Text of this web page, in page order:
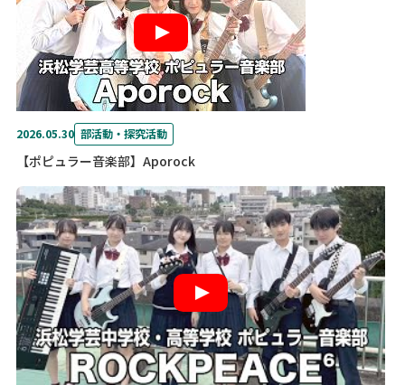
2026.05.30 部活動・探究活動
【ポピュラー音楽部】Aporock